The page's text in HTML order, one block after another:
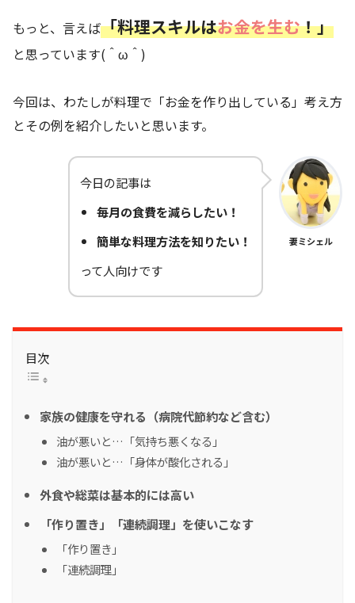
もっと、言えば「料理スキルはお金を生む！」
と思っています(＾ω＾)
今回は、わたしが料理で「お金を作り出している」考え方
とその例を紹介したいと思います。
今日の記事は
毎月の食費を減らしたい！
簡単な料理方法を知りたい！
って人向けです
妻ミシェル
目次
家族の健康を守れる（病院代節約など含む）
油が悪いと…「気持ち悪くなる」
油が悪いと…「身体が酸化される」
外食や総菜は基本的には高い
「作り置き」「連続調理」を使いこなす
「作り置き」
「連続調理」